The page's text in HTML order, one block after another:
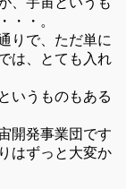
・・。
りで、ただ単に
は、とても入れ
いうものもある
開発事業団です
はずっと大変か